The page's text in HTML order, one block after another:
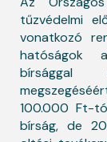
tűzvédelmi
vonatkozó
hatóságok
bírsággal
100.000 Ft-
bírság, de